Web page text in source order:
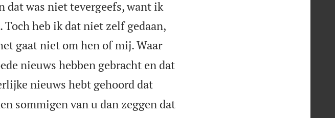
dat was niet tevergeefs, want ik
Toch heb ik dat niet zelf gedaan,
gaat niet om hen of mij. Waar
nieuws hebben gebracht en dat
nieuws hebt gehoord dat
sommigen van u dan zeggen dat